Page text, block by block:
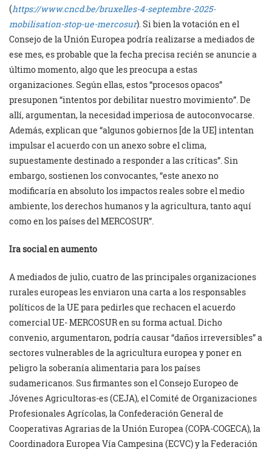
(https://www.cncd.be/bruxelles-4-septembre-2025-
mobilisation-stop-ue-mercosur). Si bien la votación en el
Consejo de la Unión Europea podría realizarse a mediados de
ese mes, es probable que la fecha precisa recién se anuncie a
último momento, algo que les preocupa a estas
organizaciones. Según ellas, estos “procesos opacos”
presuponen “intentos por debilitar nuestro movimiento”. De
allí, argumentan, la necesidad imperiosa de autoconvocarse.
Además, explican que “algunos gobiernos [de la UE] intentan
impulsar el acuerdo con un anexo sobre el clima,
supuestamente destinado a responder a las críticas”. Sin
embargo, sostienen los convocantes, “este anexo no
modificaría en absoluto los impactos reales sobre el medio
ambiente, los derechos humanos y la agricultura, tanto aquí
como en los países del MERCOSUR”.
Ira social en aumento
A mediados de julio, cuatro de las principales organizaciones
rurales europeas les enviaron una carta a los responsables
políticos de la UE para pedirles que rechacen el acuerdo
comercial UE- MERCOSUR en su forma actual. Dicho
convenio, argumentaron, podría causar “daños irreversibles” a
sectores vulnerables de la agricultura europea y poner en
peligro la soberanía alimentaria para los países
sudamericanos. Sus firmantes son el Consejo Europeo de
Jóvenes Agricultoras-es (CEJA), el Comité de Organizaciones
Profesionales Agrícolas, la Confederación General de
Cooperativas Agrarias de la Unión Europea (COPA-COGECA), la
Coordinadora Europea Vía Campesina (ECVC) y la Federación